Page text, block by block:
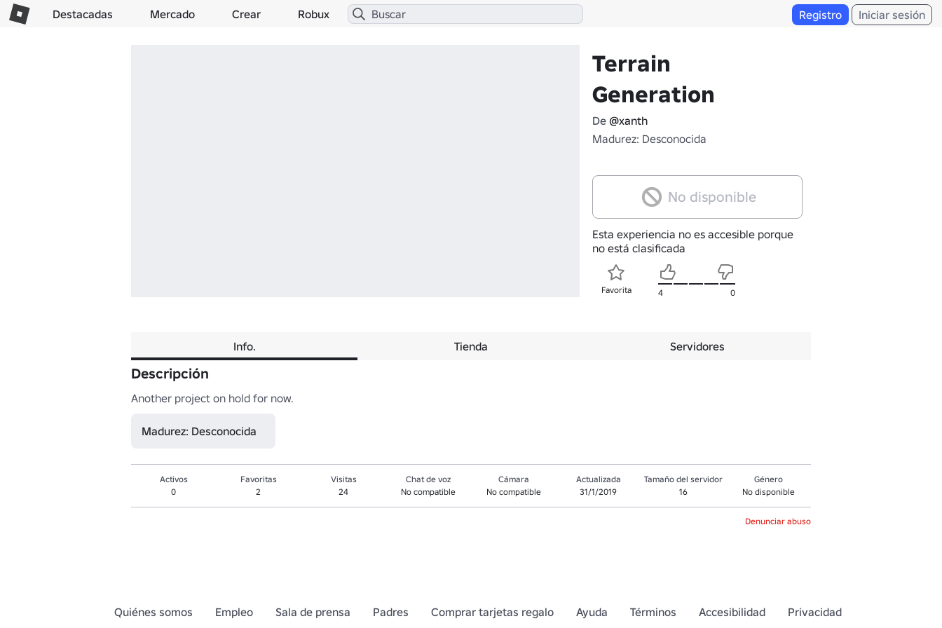
Destacadas Mercado Crear Robux Registro Iniciar sesión
Terrain
Generation
De @xanth
Madurez: Desconocida
No disponible
Esta experiencia no es accesible porque
no está clasificada
Favorita 4 0
Info. Tienda Servidores
Descripción
Another project on hold for now.
Madurez: Desconocida
Activos
0
Favoritas
2
Visitas
24
Chat de voz
No compatible
Cámara
No compatible
Actualizada
31/1/2019
Tamaño del servidor
16
Género
No disponible
Denunciar abuso
Quiénes somos Empleo Sala de prensa Padres Comprar tarjetas regalo Ayuda Términos Accesibilidad Privacidad